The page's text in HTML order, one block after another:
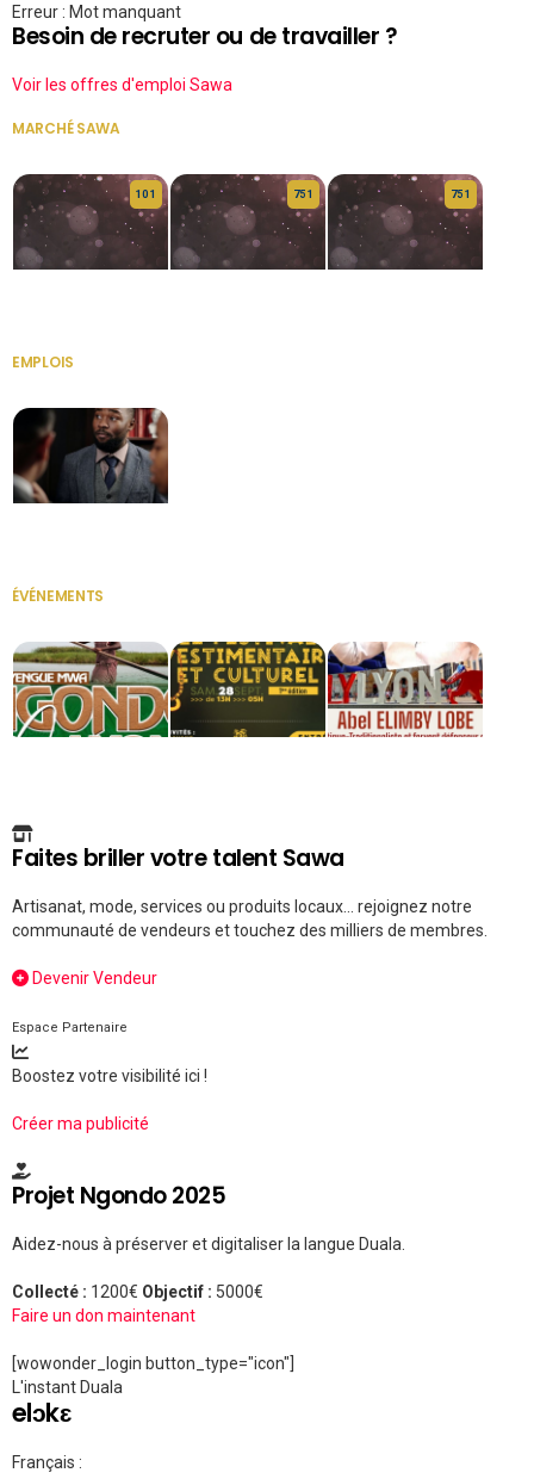
Erreur : Mot manquant
Besoin de recruter ou de travailler ?
Voir les offres d'emploi Sawa
MARCHÉ SAWA
10 1 75 1 75 1
EMPLOIS
ÉVÉNEMENTS
Faites briller votre talent Sawa
Artisanat, mode, services ou produits locaux... rejoignez notre
communauté de vendeurs et touchez des milliers de membres.
Devenir Vendeur
Espace Partenaire
Boostez votre visibilité ici !
Créer ma publicité
Projet Ngondo 2025
Aidez-nous à préserver et digitaliser la langue Duala.
Collecté : 1200€ Objectif : 5000€
Faire un don maintenant
[wowonder_login button_type="icon"]
L'instant Duala
elɔkɛ
Français :